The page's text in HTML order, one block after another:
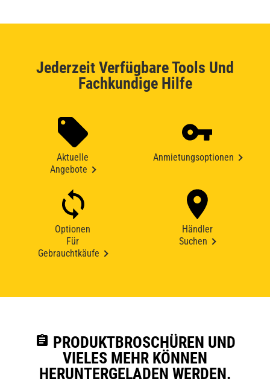
Jederzeit Verfügbare Tools Und
Fachkundige Hilfe
Aktuelle
Angebote
Anmietungsoptionen
Optionen
Für
Gebrauchtkäufe
Händler
Suchen
assignment PRODUKTBROSCHÜREN UND
VIELES MEHR KÖNNEN
HERUNTERGELADEN WERDEN.